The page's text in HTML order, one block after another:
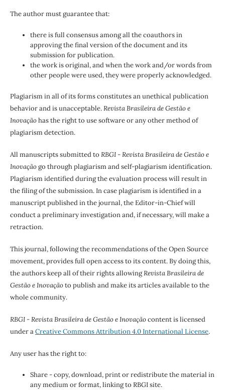
The author must guarantee that:
there is full consensus among all the coauthors in
approving the final version of the document and its
submission for publication.
the work is original, and when the work and/or words from
other people were used, they were properly acknowledged.
Plagiarism in all of its forms constitutes an unethical publication
behavior and is unacceptable.Revista Brasileira de Gestão e
Inovaçãohas the right to use software or any other method of
plagiarism detection.
All manuscripts submitted to RBGI - Revista Brasileira de Gestão e
Inovaçãogo through plagiarism and self-plagiarism identification.
Plagiarism identified during the evaluation process will result in
the filing of the submission. In case plagiarism is identified in a
manuscript published in the journal, the Editor-in-Chief will
conduct a preliminary investigation and, if necessary, will make a
retraction.
This journal, following the recommendations of the Open Source
movement, provides full open access to its content. By doing this,
the authors keep all of their rights allowingRevista Brasileira de
Gestão e Inovaçãoto publish and make its articles available to the
whole community.
RBGI - Revista Brasileira de Gestão e Inovaçãocontent is licensed
under aCreative Commons Attribution 4.0 International License.
Any user has the right to:
Share - copy, download, print or redistribute the material in
any medium or format, linking to RBGI site.